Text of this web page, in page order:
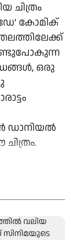
ചിത്രം
കോമിക്
ഒരു
ഡാനിയൽ